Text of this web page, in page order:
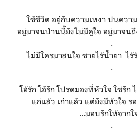
ใช้ชีวิต อยู่กับความเหงา ปนควา
อยู่มาจนป่านนี้ยังไม่มีคู่ใจ อยู่มาจนถึ
.
ไม่มีใครมาสนใจ ชายไร้น้ำยา ไร้
.
โอ้รัก โอ้รัก โปรดมองที่หัวใจ ใช่รัก
แก่แล้ว เก่าแล้ว แต่ยังมีหัวใจ ร
...มอบรักให้จากใ
.